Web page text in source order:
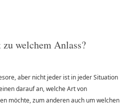
welchem Anlass?
aber nicht jeder ist in jeder Situation
darauf an, welche Art von
möchte, zum anderen auch um welchen